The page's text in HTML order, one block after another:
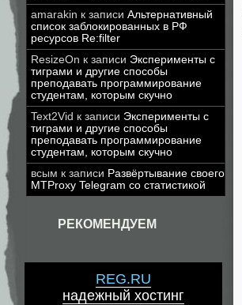
amarakin к записи Альтернативный
список заблокированных в РФ
ресурсов Re:filter
ResizeOn к записи Эксперименты с
тиграми и другие способы
преподавать программирование
студентам, которым скучно
Text2Vid к записи Эксперименты с
тиграми и другие способы
преподавать программирование
студентам, которым скучно
всым к записи Развёртывание своего
MTProxy Telegram со статистикой
РЕКОМЕНДУЕМ
REG.RU
надежный хостинг